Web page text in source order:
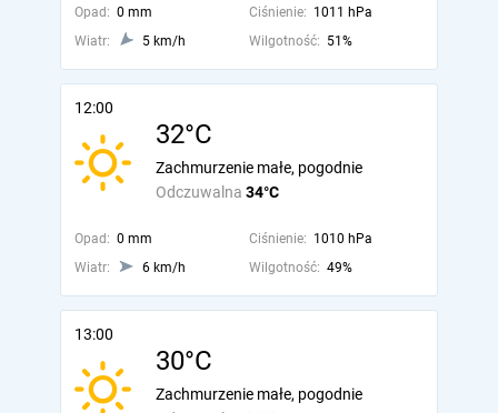
Opad: 0 mm Ciśnienie: 1011 hPa
Wiatr:
5 km/h Wilgotność: 51%
12:00
32°C
Odczuwalna 34°C
Zachmurzenie małe, pogodnie
Opad: 0 mm Ciśnienie: 1010 hPa
Wiatr:
6 km/h Wilgotność: 49%
13:00
30°C
Zachmurzenie małe, pogodnie